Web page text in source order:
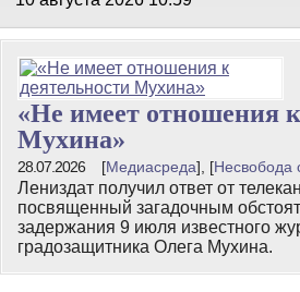
«Не имеет отношения
Мухина»
28.07.2026 [Медиасреда], [Несвобода
Лениздат получил ответ от
посвященный загадочным
задержания 9 июля известного
градозащитника Олега Мухина.